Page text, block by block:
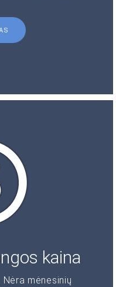
kaina
mėnesinių